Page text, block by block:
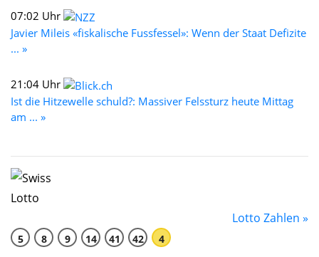
07:02 Uhr
Javier Mileis «fiskalische Fussfessel»: Wenn der Staat Defizite
... »
21:04 Uhr
Ist die Hitzewelle schuld?: Massiver Felssturz heute Mittag
am ... »
Lotto Zahlen »
5 8 9 14 41 42 4